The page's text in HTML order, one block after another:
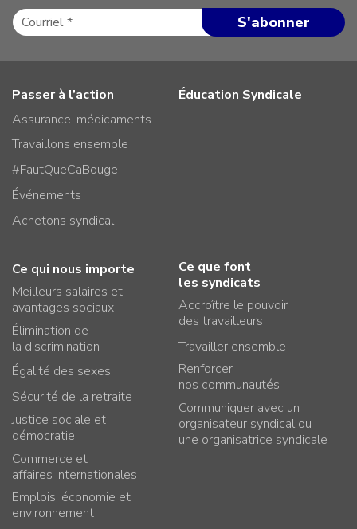
Passer à l’action
Assurance-médicaments
Travaillons ensemble
#FautQueCaBouge
Événements
Achetons syndical
Éducation Syndicale
Ce qui nous importe
Meilleurs salaires et
avantages sociaux
Élimination de
la discrimination
Égalité des sexes
Sécurité de la retraite
Justice sociale et
démocratie
Commerce et
affaires internationales
Emplois, économie et
environnement
Ce que font
les syndicats
Accroître le pouvoir
des travailleurs
Travailler ensemble
Renforcer
nos communautés
Communiquer avec un
organisateur syndical ou
une organisatrice syndicale